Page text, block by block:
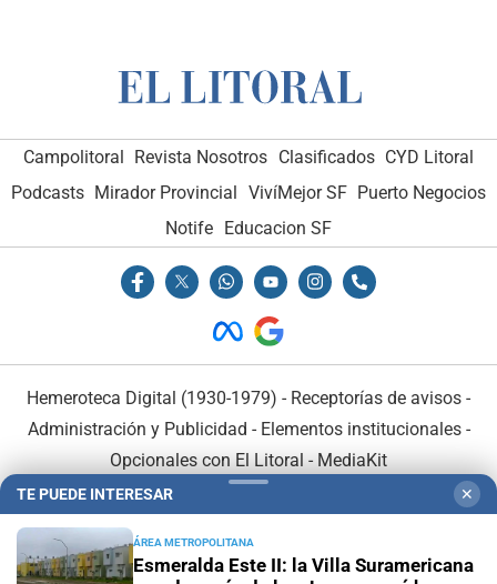
Campolitoral Revista Nosotros Clasificados CYD Litoral
Podcasts Mirador Provincial VivíMejor SF Puerto Negocios
Notife Educacion SF
Hemeroteca Digital (1930-1979) - Receptorías de avisos -
Administración y Publicidad - Elementos institucionales-
Opcionales con El Litoral - MediaKit
TE PUEDE INTERESAR ✕
ÁREA METROPOLITANA
Esmeralda Este II: la Villa Suramericana